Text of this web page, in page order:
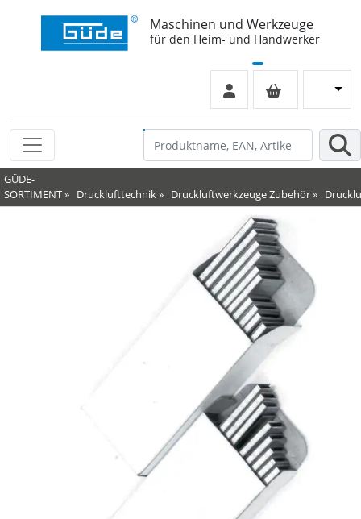
Maschinen und Werkzeuge
für den Heim- und Handwerker
GÜDE-
SORTIMENT» Drucklufttechnik» Druckluftwerkzeuge Zubehör»